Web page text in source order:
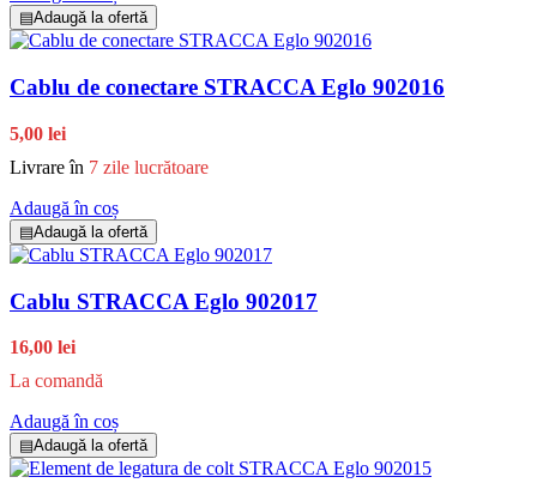
▤Adaugă la ofertă
Cablu de conectare STRACCA Eglo 902016
5,00 lei
Livrare în 7 zile lucrătoare
Adaugă în coș
▤Adaugă la ofertă
Cablu STRACCA Eglo 902017
16,00 lei
La comandă
Adaugă în coș
▤Adaugă la ofertă